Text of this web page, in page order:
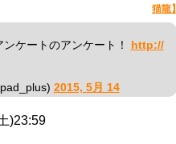
猫龍
ケートのアンケート！ http://
2015, 5月 14
)23:59